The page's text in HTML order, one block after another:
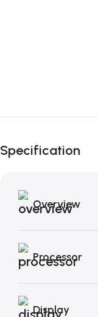
Fino al 12 Ottobre...
Autunno!
Specification
Overview
Processor
Display